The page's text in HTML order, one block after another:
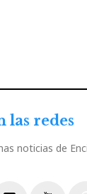
las redes
noticias de